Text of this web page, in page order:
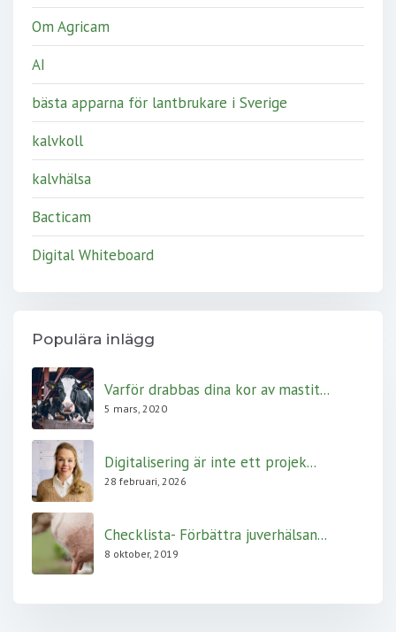
Om Agricam
AI
bästa apparna för lantbrukare i Sverige
kalvkoll
kalvhälsa
Bacticam
Digital Whiteboard
Populära inlägg
Varför drabbas dina kor av mastit...
5 mars, 2020
Digitalisering är inte ett projek...
28 februari, 2026
Checklista- Förbättra juverhälsan...
8 oktober, 2019